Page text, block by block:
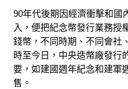
90年代後期因經濟衝擊和國
入，便把紀念幣發行業務授
錢幣，不同時期、不同會社
時至今日，中央造幣廠發行
要，如建國週年紀念和建軍
售。